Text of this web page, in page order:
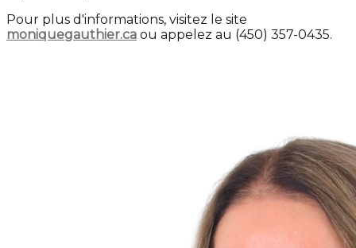
Pour plus d'informations, visitez le site
moniquegauthier.ca ou appelez au (450) 357-0435.